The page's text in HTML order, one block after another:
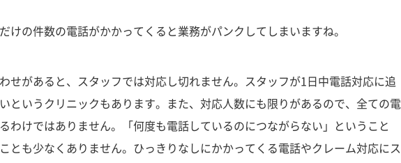
の件数の電話がかかってくると業務がパンクしてしまいますね。
せがあると、スタッフでは対応し切れません。スタッフが1日中電話対応に追
というクリニックもあります。また、対応人数にも限りがあるので、全ての電
わけではありません。「何度も電話しているのにつながらない」ということ
とも少なくありません。ひっきりなしにかかってくる電話やクレーム対応にス